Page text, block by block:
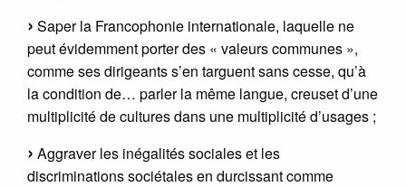
Saper la Francophonie internationale, laquelle ne
peut évidemment porter des « valeurs communes »,
comme ses dirigeants s’en targuent sans cesse, qu’à
la condition de… parler la même langue, creuset d’une
multiplicité de cultures dans une multiplicité d’usages ;
Aggraver les inégalités sociales et les
discriminations sociétales en durcissant comme